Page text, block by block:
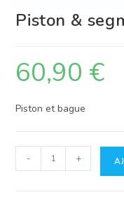
Piston &
60,90 €
Piston et bague
quantité
de
- +